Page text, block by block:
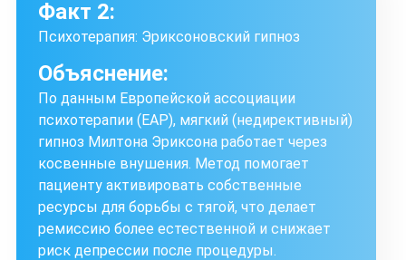
Факт 2:
Психотерапия: Эриксоновский гипноз
Объяснение:
По данным Европейской ассоциации
психотерапии (EAP), мягкий (недирективный)
гипноз Милтона Эриксона работает через
косвенные внушения. Метод помогает
пациенту активировать собственные
ресурсы для борьбы с тягой, что делает
ремиссию более естественной и снижает
риск депрессии после процедуры.